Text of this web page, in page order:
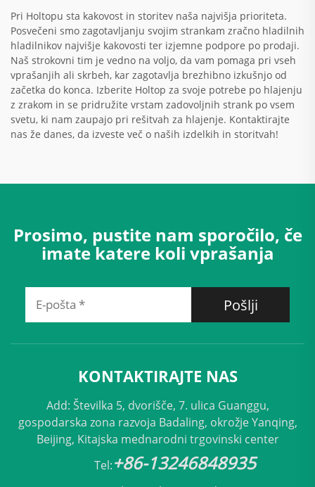
Pri Holtopu sta kakovost in storitev naša najvišja prioriteta.
Posvečeni smo zagotavljanju svojim strankam zračno hladilnih
hladilnikov najvišje kakovosti ter izjemne podpore po prodaji.
Naš strokovni tim je vedno na voljo, da vam pomaga pri vseh
vprašanjih ali skrbeh, kar zagotavlja brezhibno izkušnjo od
začetka do konca. Izberite Holtop za svoje potrebe po hlajenju
z zrakom in se pridružite vrstam zadovoljnih strank po vsem
svetu, ki nam zaupajo pri rešitvah za hlajenje. Kontaktirajte
nas že danes, da izveste več o naših izdelkih in storitvah!
Prosimo, pustite nam sporočilo, če
imate katere koli vprašanja
Pošlji
KONTAKTIRAJTE NAS
Add: Številka 5, dvorišče, 7. ulica Guanggu,
gospodarska zona razvoja Badaling, okrožje Yanqing,
Beijing, Kitajska mednarodni trgovinski center
Tel:+86-13246848935